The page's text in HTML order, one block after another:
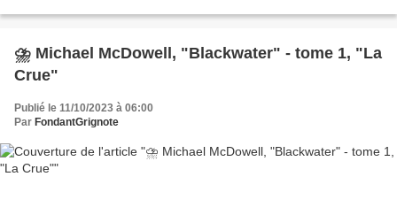
⛈️ Michael McDowell, "Blackwater" - tome 1, "La
Crue"
Publié le 11/10/2023 à 06:00
Par FondantGrignote